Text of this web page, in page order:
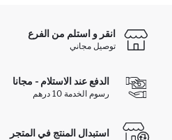
انقر و استلم من الفرع
توصيل مجاني
الدفع عند الاستلام - مجانا
رسوم الخدمة 10 درهم
استبدال المنتج في المتجر